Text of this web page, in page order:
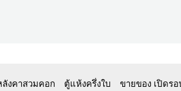
ลังคาสวมคอก ตู้แห้งครึ่งใบ ขายของ เปิดร